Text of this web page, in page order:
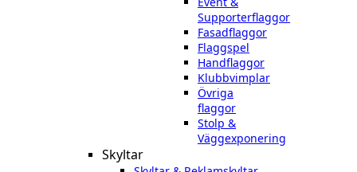
Supporterflaggor
Fasadflaggor
Flaggspel
Handflaggor
Klubbvimplar
Övriga
flaggor
Stolp &
Väggexponering
Skyltar